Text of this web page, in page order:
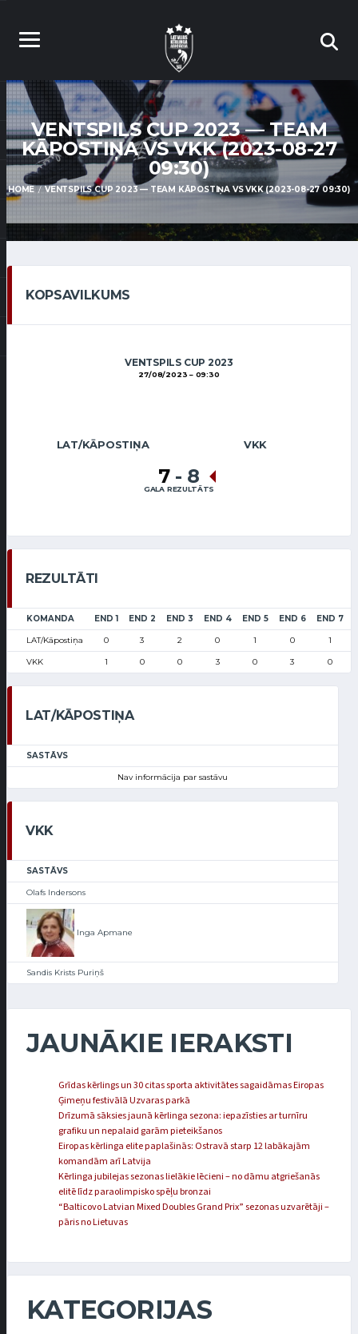
VENTSPILS CUP 2023 — TEAM
KĀPOSTIŅA VS VKK (2023-08-27
09:30)
HOME VENTSPILS CUP 2023 — TEAM KĀPOSTIŅA VS VKK (2023-08-27 09:30)
KOPSAVILKUMS
VENTSPILS CUP 2023
27/08/2023 09:30
LAT/KĀPOSTIŅA VKK
7 - 8
GALA REZULTĀTS
REZULTĀTI
KOMANDA END 1 END 2 END 3 END 4 END 5 END 6 END 7
LAT/Kāpostiņa 0 3 2 0 1 0 1
VKK 1 0 0 3 0 3 0
LAT/KĀPOSTIŅA
SASTĀVS
Nav informācija par sastāvu
VKK
SASTĀVS
Olafs Indersons
Inga Apmane
Sandis Krists Puriņš
JAUNĀKIE IERAKSTI
Grīdas kērlings un 30 citas sporta aktivitātes sagaidāmas Eiropas
Ģimeņu festivālā Uzvaras parkā
Drīzumā sāksies jaunā kērlinga sezona: iepazīsties ar turnīru
grafiku un nepalaid garām pieteikšanos
Eiropas kērlinga elite paplašinās: Ostravā starp 12 labākajām
komandām arī Latvija
Kērlinga jubilejas sezonas lielākie lēcieni – no dāmu atgriešanās
elitē līdz paraolimpisko spēļu bronzai
“Balticovo Latvian Mixed Doubles Grand Prix” sezonas uzvarētāji –
pāris no Lietuvas
KATEGORIJAS